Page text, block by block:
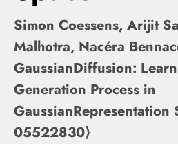
Simon Coessens, Arijit
Malhotra, Nacéra
GaussianDiffusion:
Generation Process in
GaussianRepresentation
05522830⟩